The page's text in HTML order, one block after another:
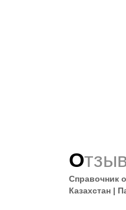
Справочник
Казахстан |